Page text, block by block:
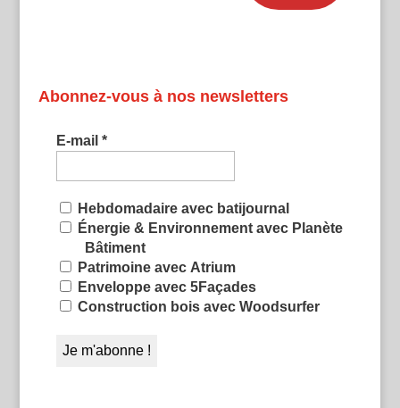
Abonnez-vous à nos newsletters
E-mail *
Hebdomadaire avec batijournal
Énergie & Environnement avec Planète
Bâtiment
Patrimoine avec Atrium
Enveloppe avec 5Façades
Construction bois avec Woodsurfer